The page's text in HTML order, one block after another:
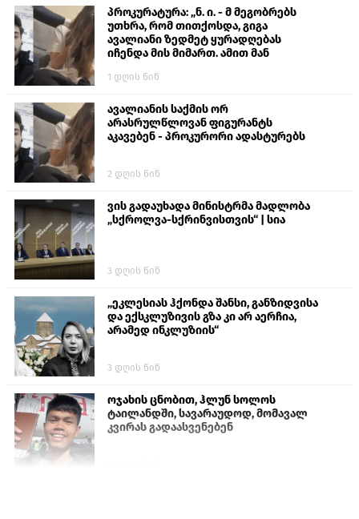
პროკურატურა: „ნ. ი. - მ მეგობრებს
უთხრა, რომ თითქოსდა, გიგა
ავალიანი ზედმეტ ყურადღებას
იჩენდა მის მიმართ. ამით მან
თავს დასხმოდა გიგა ავალიანს“
1 დღის წინ
ავალიანის საქმის ორ
არასრულწლოვან ფიგურანტს
აკავებენ - პროკურორი ადასტურებს
2 დღის წინ
ვის გადაუხადა მინისტრმა მადლობა
„სქროლვა-სქრინვისთვის“ | სია
3 დღის წინ
„ეკლესიას ჰქონდა შანსი, განზიდვისა
და ექსკლუზივის გზა კი არ აერჩია,
არამედ ინკლუზიის“
3 დღის წინ
ოჯახის ცნობით, ჰლუნ სოლოს
ტაილანდში, სავარაუდოდ, მომავალ
კვირას გადაასვენებენ